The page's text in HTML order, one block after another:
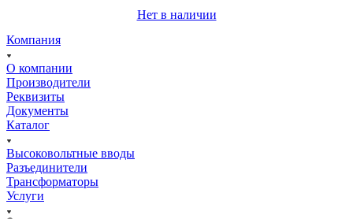
Нет в наличии
Компания
О компании
Производители
Реквизиты
Документы
Каталог
Высоковольтные вводы
Разъединители
Трансформаторы
Услуги